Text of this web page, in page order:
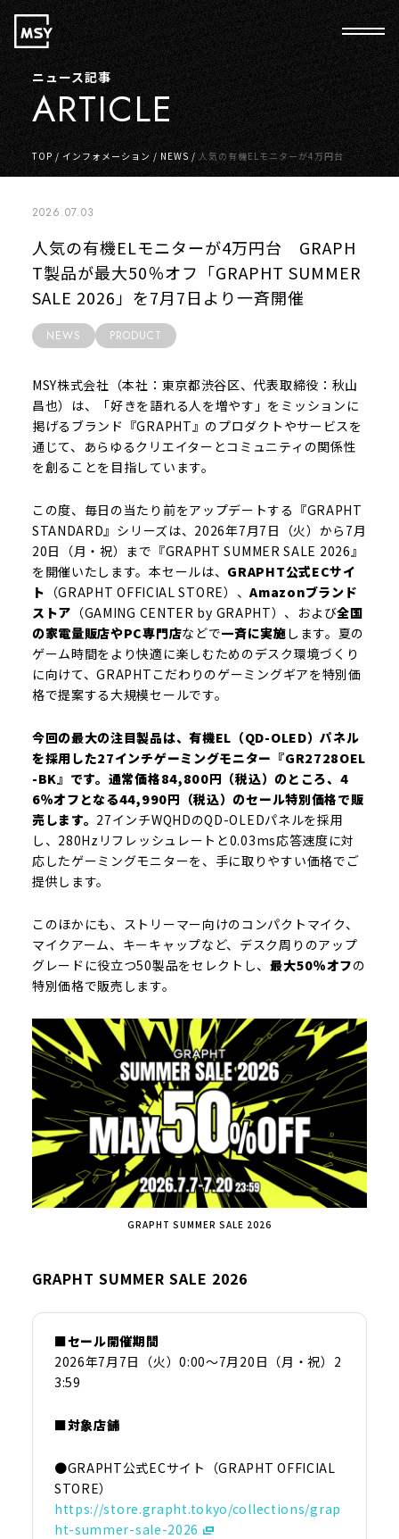
ニュース記事
ARTICLE
TOP / インフォメーション / NEWS /人気の有機ELモニターが4万円台 G
RAPHT製品が最大50％オフ「GRAPHT SUMMER SALE 2026」を7月7日よ
2026.07.03
人気の有機ELモニターが4万円台 GRAPH
T製品が最大50％オフ「GRAPHT SUMMER
SALE 2026」を7月7日より一斉開催
NEWS PRODUCT
MSY株式会社（本社：東京都渋谷区、代表取締役：秋山
昌也）は、「好きを語れる人を増やす」をミッションに
掲げるブランド『GRAPHT』のプロダクトやサービスを
通じて、あらゆるクリエイターとコミュニティの関係性
を創ることを目指しています。
この度、毎日の当たり前をアップデートする『GRAPHT
STANDARD』シリーズは、2026年7月7日（火）から7月
20日（月・祝）まで『GRAPHT SUMMER SALE 2026』
を開催いたします。本セールは、 GRAPHT公式ECサイ
ト （GRAPHT OFFICIAL STORE）、Amazonブランド
ストア （GAMING CENTER by GRAPHT）、および全国
の家電量販店やPC専門店などで一斉に実施 します。夏の
ゲーム時間をより快適に楽しむためのデスク環境づくり
に向けて、GRAPHTこだわりのゲーミングギアを特別価
格で提案する大規模セールです。
今回の最大の注目製品は、有機EL（QD-OLED）パネル
を採用した27インチゲーミングモニター『GR2728OEL
-BK』です。通常価格84,800円（税込）のところ、4
6％オフとなる44,990円（税込）のセール特別価格で販
売します。 27インチWQHDのQD-OLEDパネルを採用
し、280Hzリフレッシュレートと0.03ms応答速度に対
応したゲーミングモニターを、手に取りやすい価格でご
提供します。
このほかにも、ストリーマー向けのコンパクトマイク、
マイクアーム、キーキャップなど、デスク周りのアップ
グレードに役立つ50製品をセレクトし、最大50％オフの
特別価格で販売します。
GRAPHT SUMMER SALE 2026
GRAPHT SUMMER SALE 2026
■セール開催期間
2026年7月7日（火）0:00～7月20日（月・祝）2
3:59
■対象店舗
●GRAPHT公式ECサイト（GRAPHT OFFICIAL
STORE）
https://store.grapht.tokyo/collections/grap
ht-summer-sale-2026